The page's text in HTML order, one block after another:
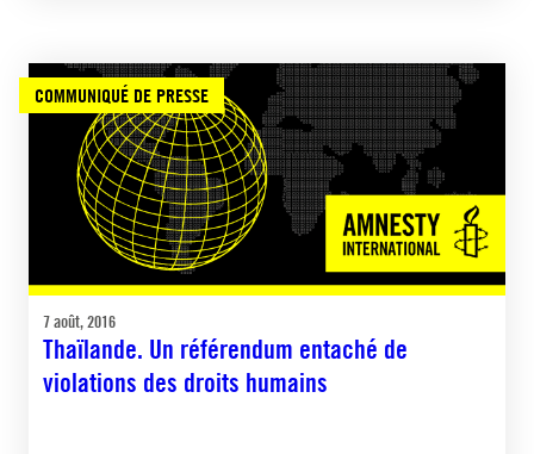
COMMUNIQUÉ DE PRESSE
7 août, 2016
Thaïlande. Un référendum entaché de
violations des droits humains